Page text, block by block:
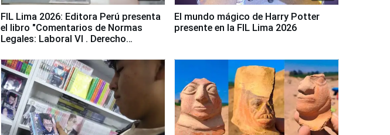
FIL Lima 2026: Editora Perú presenta
el libro "Comentarios de Normas
Legales: Laboral Vl . Derecho
El mundo mágico de Harry Potter
presente en la FIL Lima 2026